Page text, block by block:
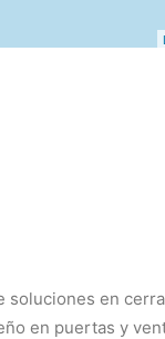
en
en puertas y